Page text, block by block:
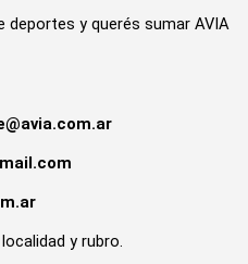
y querés sumar AVIA
y rubro.